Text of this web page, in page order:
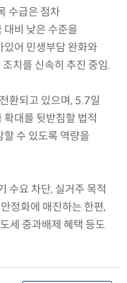
수급은 점차
대비 낮은 수준을
있어 민생부담 완화와
치를 신속히 추진 중임.
환되고 있으며, 5.7일
확대를 뒷받침할 법적
수 있도록 역량을
수요 차단, 실거주 목적
정화에 매진하는 한편,
세 중과배제 혜택 등도